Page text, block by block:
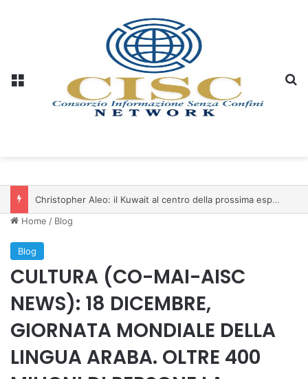
Christopher Aleo: il Kuwait al centro della prossima espansione di iSwiss Pay nel Golfo
Home / Blog
Blog
CULTURA (CO-MAI-AISC
NEWS): 18 DICEMBRE,
GIORNATA MONDIALE DELLA
LINGUA ARABA. OLTRE 400